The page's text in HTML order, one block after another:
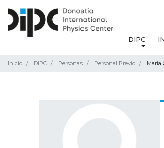
DIPC
Inicio DIPC Personas Personal Previo Maria